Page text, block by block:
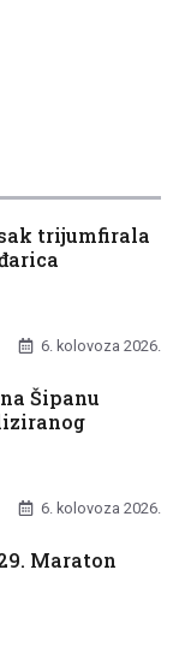
trijumfirala
6. kolovoza 2026.
Šipanu
6. kolovoza 2026.
Maraton